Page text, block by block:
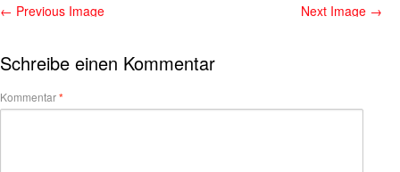
← Previous Image Next Image →
Schreibe einen Kommentar
Kommentar*